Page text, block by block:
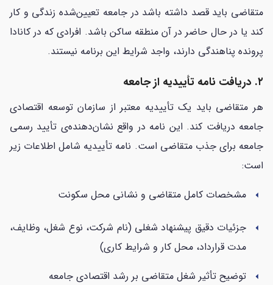
متقاضی باید قصد داشته باشد در جامعه تعیین‌شده زندگی و کار
کند یا در حال حاضر در آن منطقه ساکن باشد. افرادی که در کانادا
پرونده پناهندگی دارند، واجد شرایط این برنامه نیستند.
۲. دریافت نامه تأییدیه از جامعه
هر متقاضی باید یک تأییدیه معتبر از سازمان توسعه اقتصادی
جامعه دریافت کند. این نامه در واقع نشان‌دهنده‌ی تأیید رسمی
جامعه برای جذب متقاضی است. نامه تأییدیه شامل اطلاعات زیر
است:
arrow_left مشخصات کامل متقاضی و نشانی محل سکونت
arrow_left
جزئیات دقیق پیشنهاد شغلی (نام شرکت، نوع شغل، وظایف،
مدت قرارداد، محل کار و شرایط کاری)
arrow_left توضیح تأثیر شغل متقاضی بر رشد اقتصادی جامعه